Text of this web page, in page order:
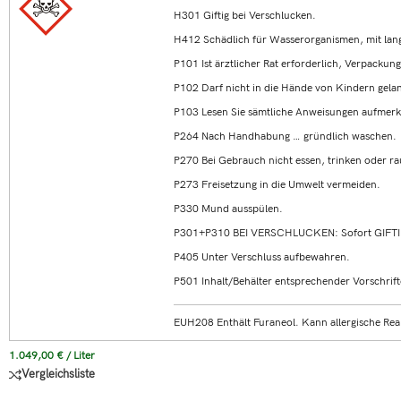
H301 Giftig bei Verschlucken.
H412 Schädlich für Wasserorganismen, mit
P101 Ist ärztlicher Rat erforderlich,
P102 Darf nicht in die Hände von Kindern
P103 Lesen Sie sämtliche Anweisungen
P264 Nach Handhabung … gründlich waschen.
P270 Bei Gebrauch nicht essen, trinken oder
P273 Freisetzung in die Umwelt vermeiden.
P330 Mund ausspülen.
P301+P310 BEI VERSCHLUCKEN: Sofort
P405 Unter Verschluss aufbewahren.
P501 Inhalt/Behälter entsprechender
EUH208 Enthält Furaneol. Kann allergische
1.049,00 € / Liter
Vergleichsliste